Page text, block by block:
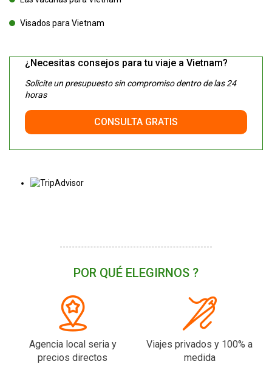
Visados para Vietnam
¿Necesitas consejos para tu viaje a Vietnam?
Solicite un presupuesto sin compromiso dentro de las 24
horas
CONSULTA GRATIS
POR QUÉ ELEGIRNOS ?
Agencia local seria y
precios directos
Viajes privados y 100% a
medida